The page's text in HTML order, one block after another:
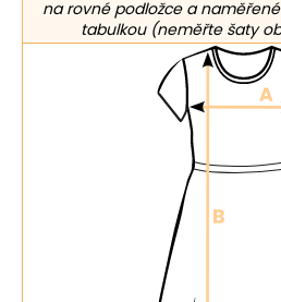
na rovné podložce a
tabulkou (neměřte šaty